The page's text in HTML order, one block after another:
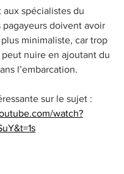
spécialistes du
pagayeurs doivent avoir
minimaliste, car trop
peut nuire en ajoutant du
l’embarcation.
sur le sujet :
watch?